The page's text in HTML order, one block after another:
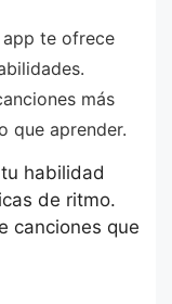
app te ofrece
más
que aprender.
habilidad
de ritmo.
canciones que